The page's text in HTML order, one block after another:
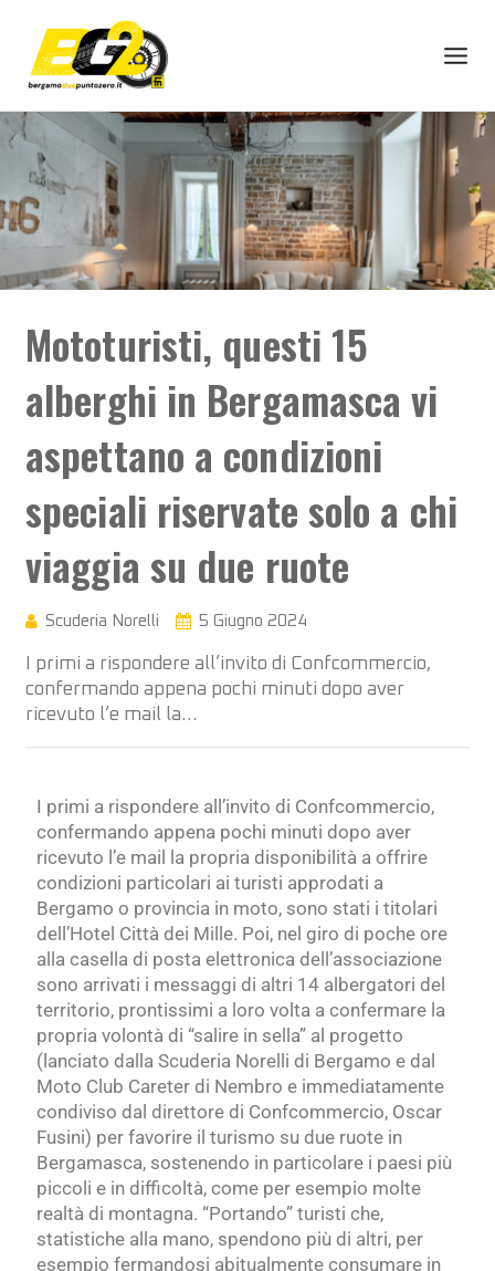
Mototuristi, questi 15
alberghi in Bergamasca vi
aspettano a condizioni
speciali riservate solo a chi
viaggia su due ruote
Scuderia Norelli 5 Giugno 2024
I primi a rispondere all’invito di Confcommercio,
confermando appena pochi minuti dopo aver
ricevuto l’e mail la…
I primi a rispondere all’invito di Confcommercio,
confermando appena pochi minuti dopo aver
ricevuto l’e mail la propria disponibilità a offrire
condizioni particolari ai turisti approdati a
Bergamo o provincia in moto, sono stati i titolari
dell’Hotel Città dei Mille. Poi, nel giro di poche ore
alla casella di posta elettronica dell’associazione
sono arrivati i messaggi di altri 14 albergatori del
territorio, prontissimi a loro volta a confermare la
propria volontà di “salire in sella” al progetto
(lanciato dalla Scuderia Norelli di Bergamo e dal
Moto Club Careter di Nembro e immediatamente
condiviso dal direttore di Confcommercio, Oscar
Fusini) per favorire il turismo su due ruote in
Bergamasca, sostenendo in particolare i paesi più
piccoli e in difficoltà, come per esempio molte
realtà di montagna. “Portando” turisti che,
statistiche alla mano, spendono più di altri, per
esempio fermandosi abitualmente consumare in